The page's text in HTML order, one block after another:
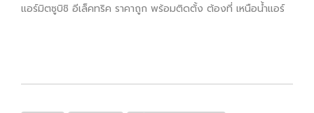
แอร์มิตซูบิชิ อีเล็คทริค ราคาถูก พร้อมติดตั้ง ต้องที่ เหนือน้ำแอร์